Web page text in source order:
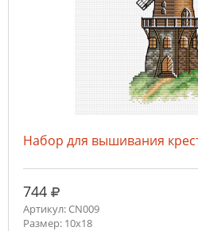
Набор для вышивания
744 руб.
Артикул: CN009
Размер: 10х18